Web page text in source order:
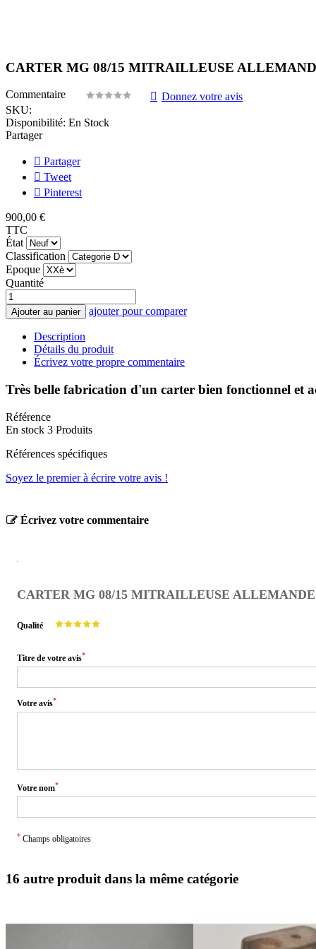
CARTER MG 08/15 MITRAILLEUSE
Commentaire
Donnez votre avis
SKU:
Disponibilité: En Stock
Partager
Partager
Tweet
Pinterest
900,00 €
TTC
État
Classification
Epoque
Quantité
Ajouter au panier ajouter pour comparer
Description
Détails du produit
Écrivez votre propre commentaire
Très belle fabrication d'un carter bien fonctionnel et
Référence
En stock 3 Produits
Références spécifiques
Soyez le premier à écrire votre avis !
Écrivez votre commentaire
CARTER MG 08/15 MITRAILLEUSE ALLEMANDE
Qualité
Titre de votre avis*
Votre avis*
Votre nom*
* Champs obligatoires
16 autre produit dans la même catégorie